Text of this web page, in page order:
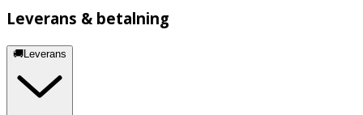
Leverans & betalning
🚚Leverans